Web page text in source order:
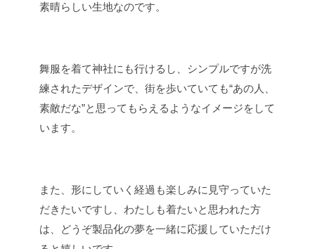
素晴らしい生地なのです。
舞服を着て神社にも行けるし、シンプルですが洗
練されたデザインで、街を歩いていても“あの人、
素敵だな”と思ってもらえるようなイメージをして
います。
また、形にしていく経過も楽しみに見守っていた
だきたいですし、わたしも着たいと思われた方
は、どうぞ製品化の夢を一緒に応援していただけ